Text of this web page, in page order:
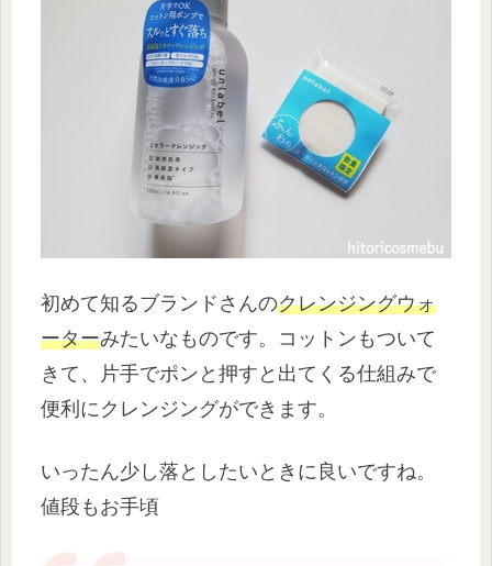
初めて知るブランドさんのクレンジングウォ
ーターみたいなものです。コットンもついて
きて、片手でポンと押すと出てくる仕組みで
便利にクレンジングができます。
いったん少し落としたいときに良いですね。
値段もお手頃